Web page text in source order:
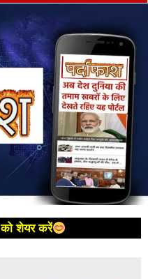
शेयर करें